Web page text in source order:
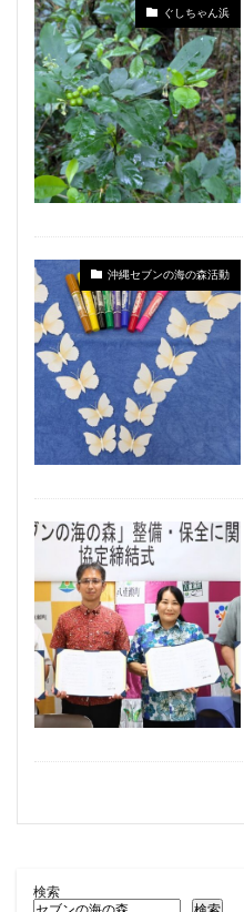
ぐしちゃん浜
沖縄セブンの海の森活動
検索
検索